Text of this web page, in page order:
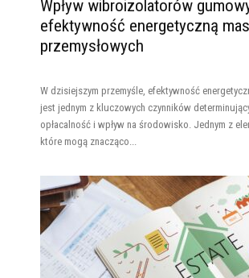
Wpływ wibroizolatorów
efektywność energetyczną
przemysłowych
W dzisiejszym przemyśle, efektywność
jest jednym z kluczowych czynników
opłacalność i wpływ na środowisko. Jednym z
które mogą znacząco...